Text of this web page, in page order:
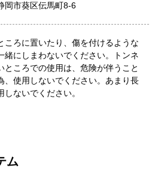
岡市葵区伝馬町8-6
ころに置いたり、傷を付けるような
緒にしまわないでください。トンネ
ところでの使用は、危険が伴うこと
、使用しないでください。あまり長
しないでください。
ム